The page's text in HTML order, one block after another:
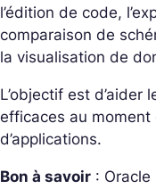
l’édition de code,
comparaison de
la visualisation de
L’objectif est d’aider
efficaces au moment
d’applications.
Bon à savoir : Oracle